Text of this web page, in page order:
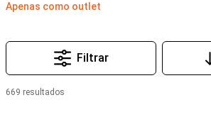
Apenas como outlet
Filtrar
669 resultados